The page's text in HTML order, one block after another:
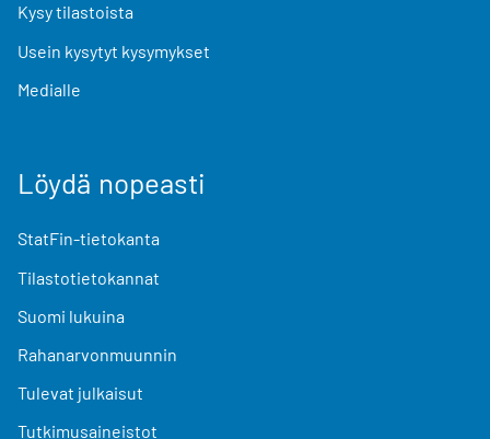
Kysy tilastoista
Usein kysytyt kysymykset
Medialle
Löydä nopeasti
StatFin-tietokanta
Tilastotietokannat
Suomi lukuina
Rahanarvonmuunnin
Tulevat julkaisut
Tutkimusaineistot